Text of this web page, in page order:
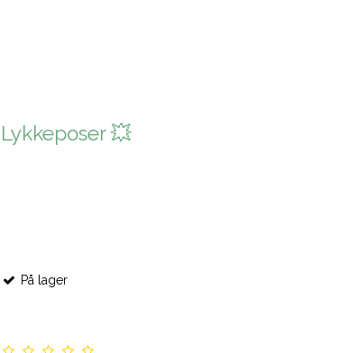
Lykkeposer 💥
På lager